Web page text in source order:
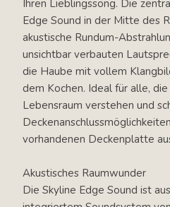
Ihren Lieblingssong. Die
Edge Sound in der Mitte des
akustische Rundum-
unsichtbar verbauten
die Haube mit vollem
dem Kochen. Ideal für alle,
Lebensraum verstehen und
vorhandenen Deckenplatte
Akustisches Raumwunder
Die Skyline Edge Sound ist